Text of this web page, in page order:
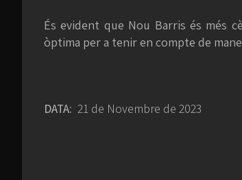
És evident que Nou Barris és més
òptima per a tenir en compte de
DATA: 21 de Novembre de 2023